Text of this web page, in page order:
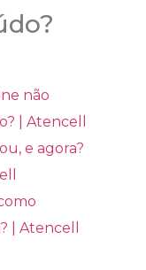
não
| Atencell
e agora?
| Atencell